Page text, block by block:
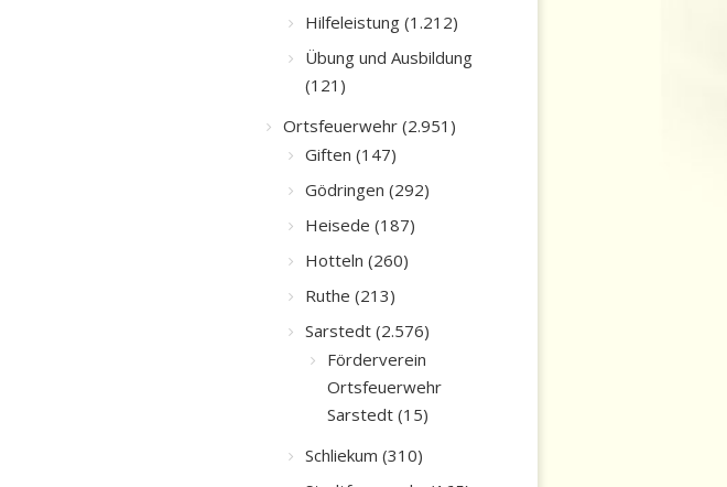
Hilfeleistung (1.212)
Übung und Ausbildung
(121)
Ortsfeuerwehr (2.951)
Giften (147)
Gödringen (292)
Heisede (187)
Hotteln (260)
Ruthe (213)
Sarstedt (2.576)
Förderverein
Ortsfeuerwehr
Sarstedt (15)
Schliekum (310)